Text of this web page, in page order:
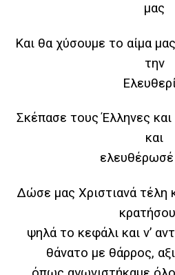
μας
Και θα χύσουμε το αίμα
την
Σκέπασε τους Έλληνες
και
Δώσε μας Χριστιανά τέλη
ψηλά το κεφάλι και ν’
θάνατο με θάρρος,